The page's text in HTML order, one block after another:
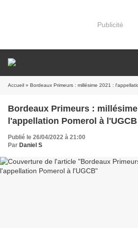
Publicité
Accueil » Bordeaux Primeurs : millésime 2021 :
Bordeaux Primeurs : millésime
l'appellation Pomerol à l'UGCB
Publié le 26/04/2022 à 21:00
Par Daniel S